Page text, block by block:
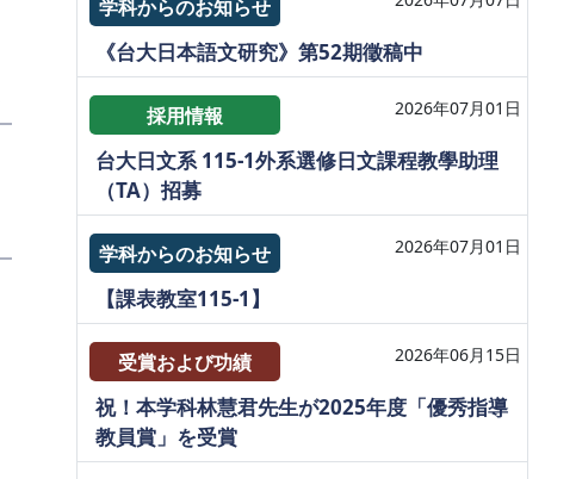
学科からのお知らせ
《台大日本語文研究》第52期徵稿中
採用情報 2026年07月01日
台大日文系 115-1外系選修日文課程教學助理
（TA）招募
学科からのお知らせ 2026年07月01日
【課表教室115-1】
受賞および功績 2026年06月15日
祝！本学科林慧君先生が2025年度「優秀指導
教員賞」を受賞